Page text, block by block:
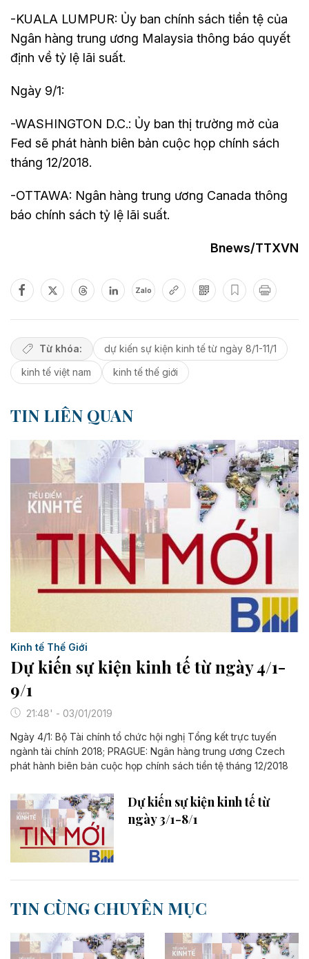
-KUALA LUMPUR: Ủy ban chính sách tiền tệ của
Ngân hàng trung ương Malaysia thông báo quyết
định về tỷ lệ lãi suất.
Ngày 9/1:
-WASHINGTON D.C.: Ủy ban thị trường mở của
Fed sẽ phát hành biên bản cuộc họp chính sách
tháng 12/2018.
-OTTAWA: Ngân hàng trung ương Canada thông
báo chính sách tỷ lệ lãi suất.
Bnews/TTXVN
Zalo
Từ khóa:
dự kiến sự kiện kinh tế từ ngày 8/1-11/1
kinh tế việt nam
kinh tế thế giới
TIN LIÊN QUAN
Kinh tế Thế Giới
Dự kiến sự kiện kinh tế từ ngày 4/1-
9/1
21:48' - 03/01/2019
Ngày 4/1: Bộ Tài chính tổ chức hội nghị Tổng kết trực tuyến
ngành tài chính 2018; PRAGUE: Ngân hàng trung ương Czech
phát hành biên bản cuộc họp chính sách tiền tệ tháng 12/2018
Dự kiến sự kiện kinh tế từ
ngày 3/1-8/1
TIN CÙNG CHUYÊN MỤC